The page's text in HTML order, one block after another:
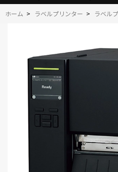
ホーム > ラベルプリンター > ラベル